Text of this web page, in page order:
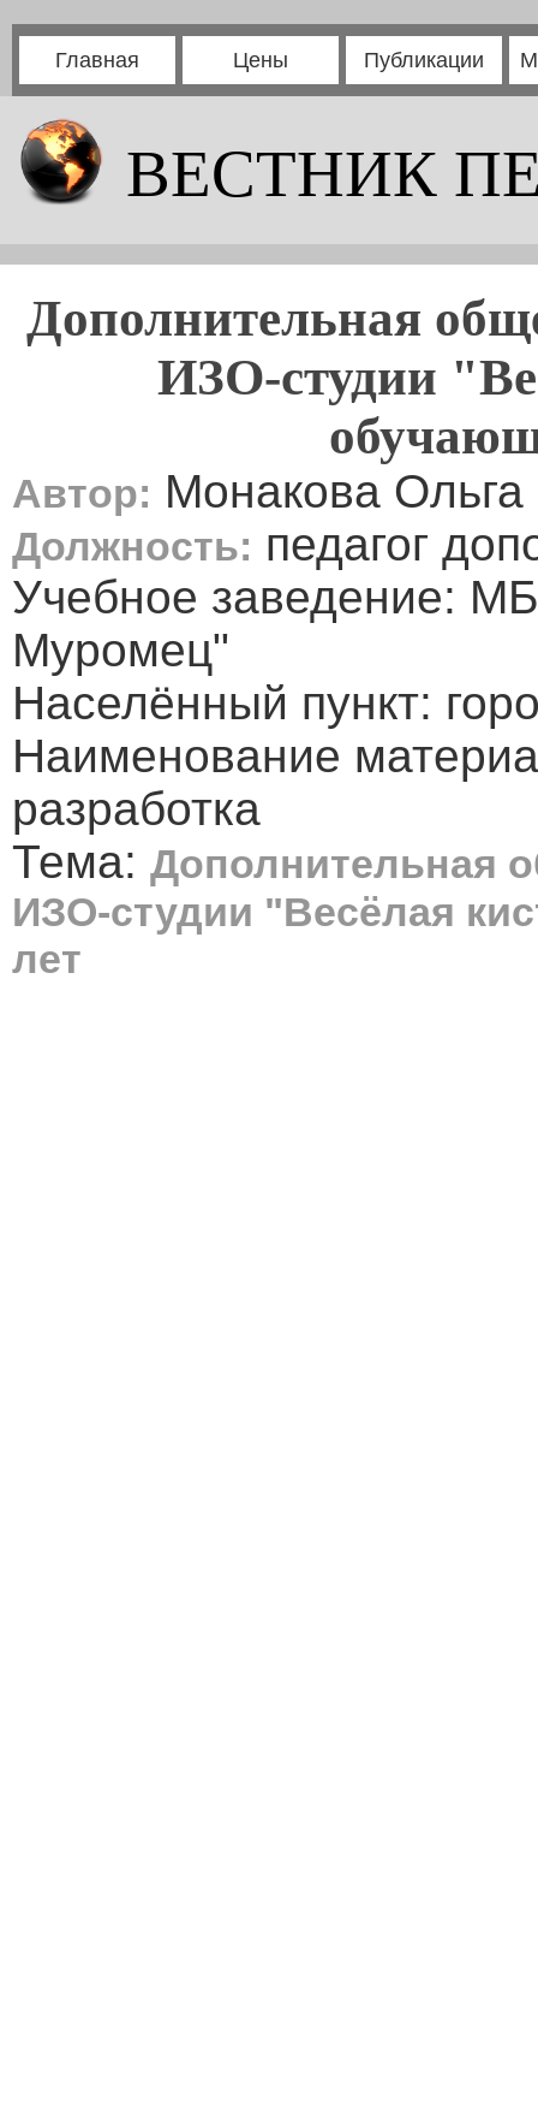
Главная Цены Публикации
ВЕСТНИК
Дополнительная
ИЗО-студии
Автор: Монакова Ольга
Должность: педагог
Учебное заведение:
Муромец"
Населённый пункт:
Наименование
разработка
Тема: Дополнительная
ИЗО-студии "Весёлая
лет